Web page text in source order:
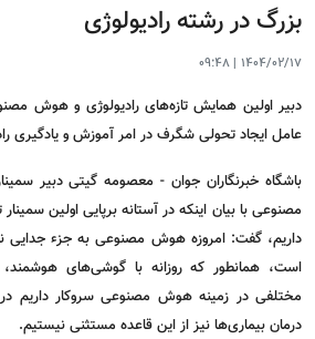
بزرگ در رشته رادیولوژی
1404/02/17
|
09:48
عامل ایجاد تحولی شگرف در امر آموزش و یادگیری
باشگاه خبرنگاران جوان - معصومه گیتی دبیر
مصنوعی با بیان اینکه در آستانه برپایی اولین
داریم، گفت: امروزه هوش مصنوعی به جزء جدایی
است، همانطور که روزانه با گوشی‌های هوشمند،
مختلفی در زمینه هوش مصنوعی سروکار داریم
درمان بیماری‌ها نیز از این قاعده مستثنی نیستیم.